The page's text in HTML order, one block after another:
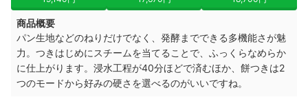
商品概要
パン生地などのねりだけでなく、発酵までできる多機能さが魅
力。つきはじめにスチームを当てることで、ふっくらなめらか
に仕上がります。浸水工程が40分ほどで済むほか、餅つきは2
つのモードから好みの硬さを選べるのがいいですね。